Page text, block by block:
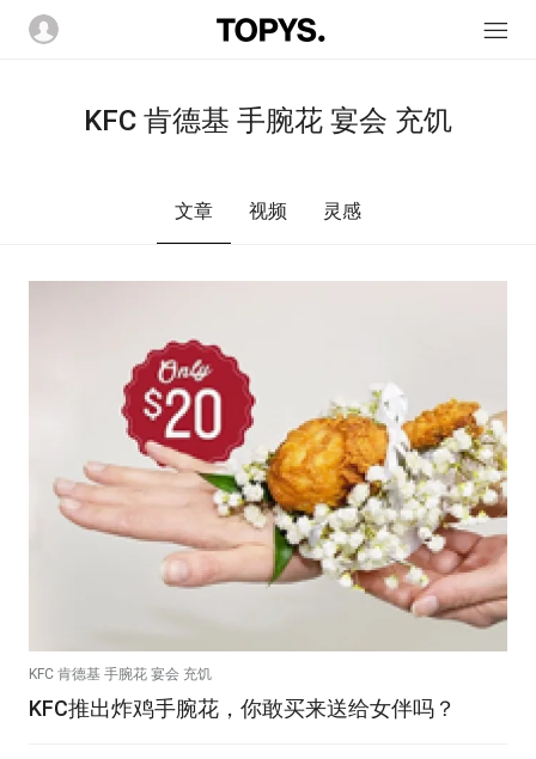
KFC 肯德基 手腕花 宴会 充饥
文章 视频 灵感
KFC 肯德基 手腕花 宴会 充饥
KFC推出炸鸡手腕花，你敢买来送给女伴吗？